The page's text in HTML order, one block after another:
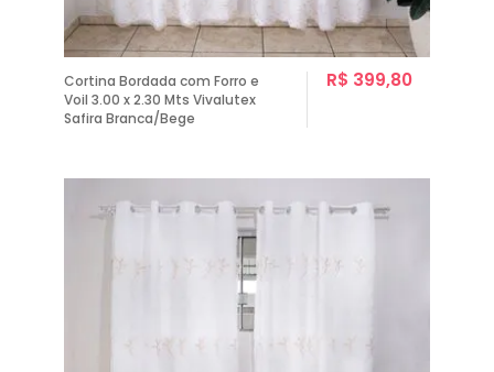
Cortina Bordada com Forro e
Voil 3.00 x 2.30 Mts Vivalutex
Safira Branca/Bege
R$ 399,80